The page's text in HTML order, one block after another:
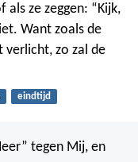
ze zeggen: “Kijk,
Want zoals de
verlicht, zo zal de
eindtijd
tegen Mij, en